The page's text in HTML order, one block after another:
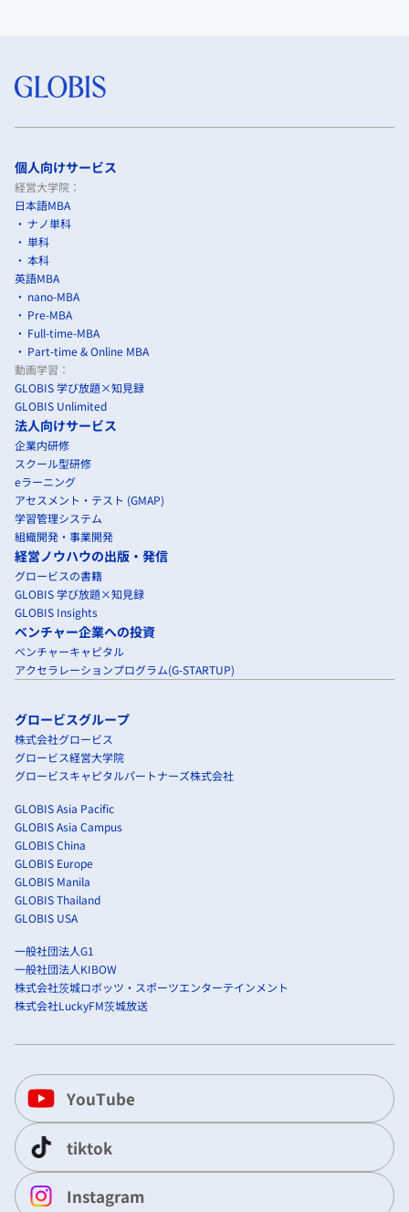
個人向けサービス
経営大学院：
日本語MBA
ナノ単科
単科
本科
英語MBA
nano-MBA
Pre-MBA
Full-time-MBA
Part-time & Online MBA
動画学習：
GLOBIS 学び放題×知見録
GLOBIS Unlimited
法人向けサービス
企業内研修
スクール型研修
eラーニング
アセスメント・テスト (GMAP)
学習管理システム
組織開発・事業開発
経営ノウハウの出版・発信
グロービスの書籍
GLOBIS 学び放題×知見録
GLOBIS Insights
ベンチャー企業への投資
ベンチャーキャピタル
アクセラレーションプログラム(G-STARTUP)
グロービスグループ
株式会社グロービス
グロービス経営大学院
グロービスキャピタルパートナーズ株式会社
GLOBIS Asia Pacific
GLOBIS Asia Campus
GLOBIS China
GLOBIS Europe
GLOBIS Manila
GLOBIS Thailand
GLOBIS USA
一般社団法人G1
一般社団法人KIBOW
株式会社茨城ロボッツ・スポーツエンターテインメント
株式会社LuckyFM茨城放送
YouTube
tiktok
Instagram